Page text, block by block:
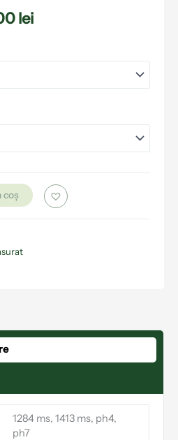
lei
coș
1284 ms, 1413 ms, ph4,
ph7